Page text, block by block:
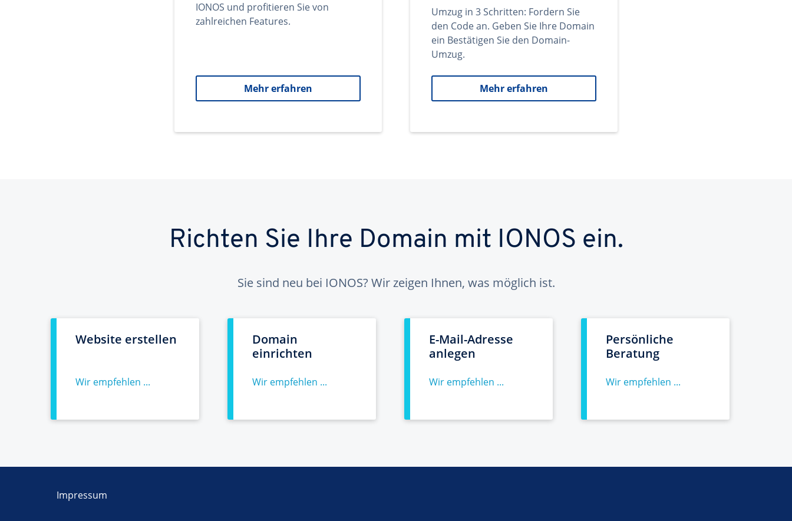
IONOS und profitieren Sie von
zahlreichen Features.
Mehr erfahren
Umzug in 3 Schritten: Fordern Sie
den Code an. Geben Sie Ihre Domain
ein Bestätigen Sie den Domain-
Umzug.
Mehr erfahren
Richten Sie Ihre Domain mit IONOS ein.
Sie sind neu bei IONOS? Wir zeigen Ihnen, was möglich ist.
Website erstellen
Wir empfehlen ...
Domain
einrichten
Wir empfehlen ...
E-Mail-Adresse
anlegen
Wir empfehlen ...
Persönliche
Beratung
Wir empfehlen ...
Impressum